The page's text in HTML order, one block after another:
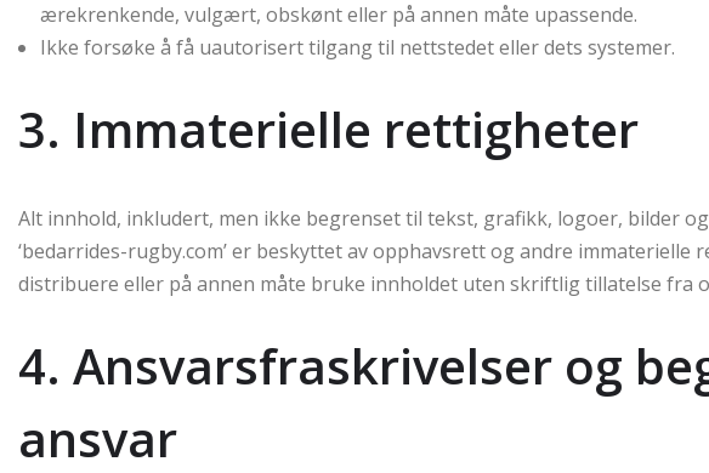
ærekrenkende, vulgært, obskønt eller på annen måte upassende.
Ikke forsøke å få uautorisert tilgang til nettstedet eller dets systemer.
3. Immaterielle rettigheter
Alt innhold, inkludert, men ikke begrenset til tekst, grafikk, logoer, bilder
‘bedarrides-rugby.com’ er beskyttet av opphavsrett og andre
distribuere eller på annen måte bruke innholdet uten skriftlig tillatelse fra
4. Ansvarsfraskrivelser og
ansvar